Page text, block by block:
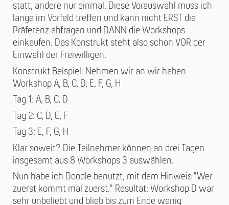
statt, andere nur einmal. Diese Vorauswahl muss ich
lange im Vorfeld treffen und kann nicht ERST die
Präferenz abfragen und DANN die Workshops
einkaufen. Das Konstrukt steht also schon VOR der
Einwahl der Freiwilligen.
Konstrukt Beispiel: Nehmen wir an wir haben
Workshop A, B, C, D, E, F, G, H
Tag 1: A, B, C, D
Tag 2: C, D, E, F
Tag 3: E, F, G, H
Klar soweit? Die Teilnehmer können an drei Tagen
insgesamt aus 8 Workshops 3 auswählen.
Nun habe ich Doodle benutzt, mit dem Hinweis "Wer
zuerst kommt mal zuerst." Resultat: Workshop D war
sehr unbeliebt und blieb bis zum Ende wenig